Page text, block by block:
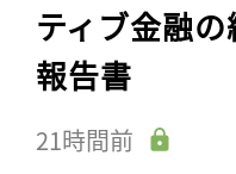
ティブ金融
報告書
21時間前